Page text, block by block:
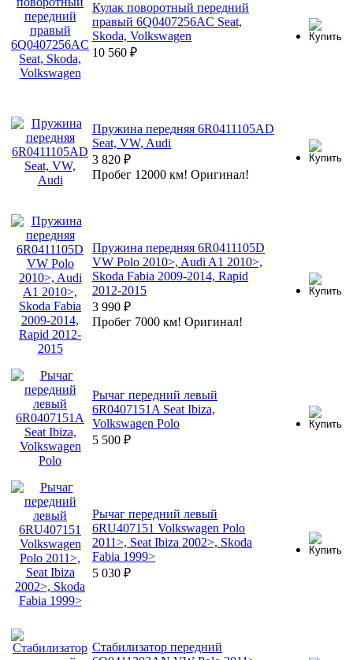
Кулак поворотный передний
правый 6Q0407256AC Seat,
Skoda, Volkswagen
10 560 ₽
Пружина передняя 6R0411105AD
Seat, VW, Audi
3 820 ₽
Пробег 12000 км! Оригинал!
Пружина передняя 6R0411105D
VW Polo 2010>, Audi A1 2010>,
Skoda Fabia 2009-2014, Rapid
2012-2015
3 990 ₽
Пробег 7000 км! Оригинал!
Рычаг передний левый
6R0407151A Seat Ibiza,
Volkswagen Polo
5 500 ₽
Рычаг передний левый
6RU407151 Volkswagen Polo
2011>, Seat Ibiza 2002>, Skoda
Fabia 1999>
5 030 ₽
Стабилизатор передний